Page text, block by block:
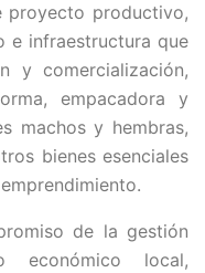
proyecto productivo,
e infraestructura que
y comercialización,
empacadora y
machos y hembras,
bienes esenciales
de la gestión
económico local,